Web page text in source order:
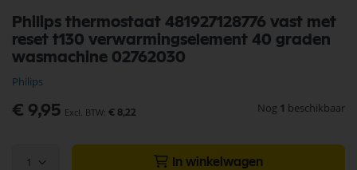
Philips thermostaat 481927128776 vast met
reset t130 verwarmingselement 40 graden
wasmachine 02762030
Philips
€ 9,95 € 8,22 Nog 1 beschikbaar
1 In winkelwagen
naar
het
begin
de
gallerij